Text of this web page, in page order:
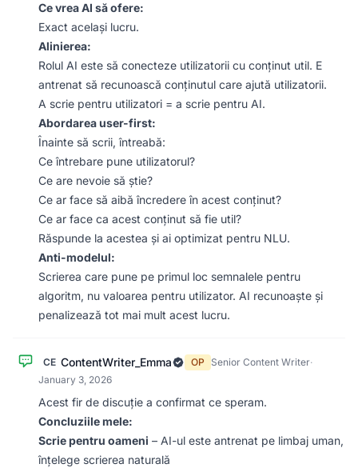
Ce vrea AI să ofere:
Exact același lucru.
Alinierea:
Rolul AI este să conecteze utilizatorii cu conținut util. E
antrenat să recunoască conținutul care ajută utilizatorii.
A scrie pentru utilizatori = a scrie pentru AI.
Abordarea user-first:
Înainte să scrii, întreabă:
Ce întrebare pune utilizatorul?
Ce are nevoie să știe?
Ce ar face să aibă încredere în acest conținut?
Ce ar face ca acest conținut să fie util?
Răspunde la acestea și ai optimizat pentru NLU.
Anti-modelul:
Scrierea care pune pe primul loc semnalele pentru
algoritm, nu valoarea pentru utilizator. AI recunoaște și
penalizează tot mai mult acest lucru.
CE ContentWriter_Emma OP Senior Content Writer·
January 3, 2026
Acest fir de discuție a confirmat ce speram.
Concluziile mele:
Scrie pentru oameni – AI-ul este antrenat pe limbaj uman,
înțelege scrierea naturală